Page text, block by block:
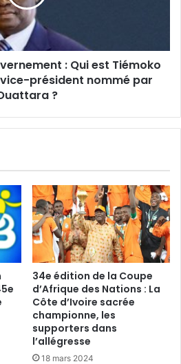
: Qui est Tiémoko
président nommé par
?
34e édition de la Coupe
d’Afrique des Nations : La
Côte d’Ivoire sacrée
championne, les
supporters dans
l’allégresse
18 mars 2024